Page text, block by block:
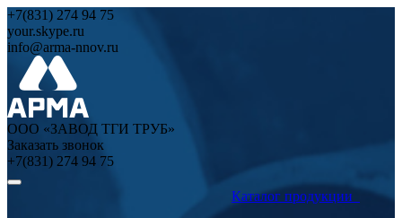
+7(831) 274 94 75
your.skype.ru
info@arma-nnov.ru
ООО «ЗАВОД ТГИ ТРУБ»
Заказать звонок
+7(831) 274 94 75
Каталог продукции